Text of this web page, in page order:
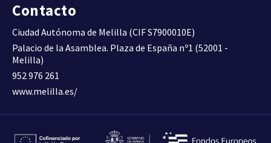
D10A
Superficie construida de uso
suelo (m2t/m2s)
COMPACIDAD RESIDENCIAL
Superficie construida de uso
residencial respecto al total
Contacto
Ciudad Autónoma de Melilla (CIF S7900010E)
Palacio de la Asamblea. Plaza de España nº1 (52001 -
Melilla)
952 976 261
www.melilla.es/